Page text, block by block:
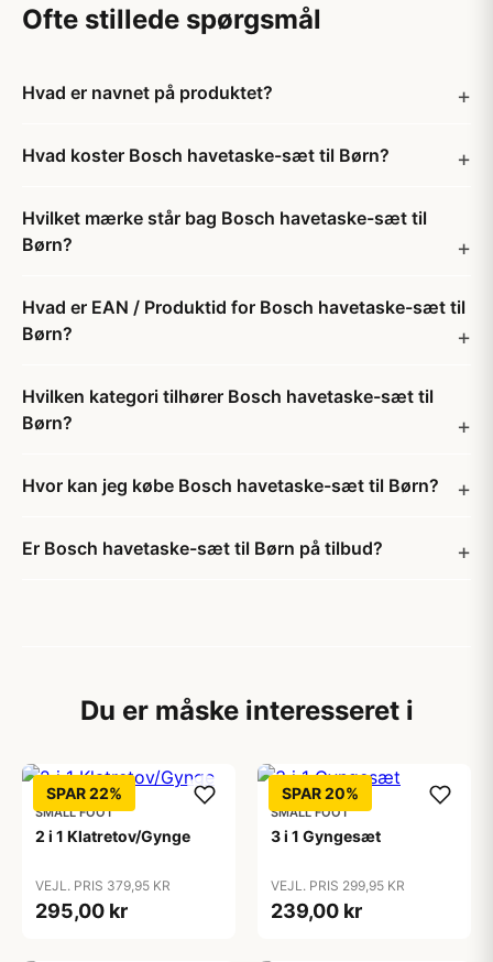
Ofte stillede spørgsmål
Hvad er navnet på produktet?
Hvad koster Bosch havetaske-sæt til Børn?
Hvilket mærke står bag Bosch havetaske-sæt til
Børn?
Hvad er EAN / Produktid for Bosch havetaske-sæt til
Børn?
Hvilken kategori tilhører Bosch havetaske-sæt til
Børn?
Hvor kan jeg købe Bosch havetaske-sæt til Børn?
Er Bosch havetaske-sæt til Børn på tilbud?
Du er måske interesseret i
SPAR 22%
SMALL FOOT
2 i 1 Klatretov/Gynge
VEJL. PRIS 379,95 KR
295,00 kr
SPAR 20%
SMALL FOOT
3 i 1 Gyngesæt
VEJL. PRIS 299,95 KR
239,00 kr